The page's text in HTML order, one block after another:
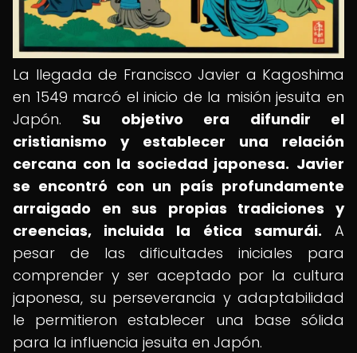
La llegada de Francisco Javier a Kagoshima
en 1549 marcó el inicio de la misión jesuita en
Japón. Su objetivo era difundir el
cristianismo y establecer una relación
cercana con la sociedad japonesa. Javier
se encontró con un país profundamente
arraigado en sus propias tradiciones y
creencias, incluida la ética samurái. A
pesar de las dificultades iniciales para
comprender y ser aceptado por la cultura
japonesa, su perseverancia y adaptabilidad
le permitieron establecer una base sólida
para la influencia jesuita en Japón.